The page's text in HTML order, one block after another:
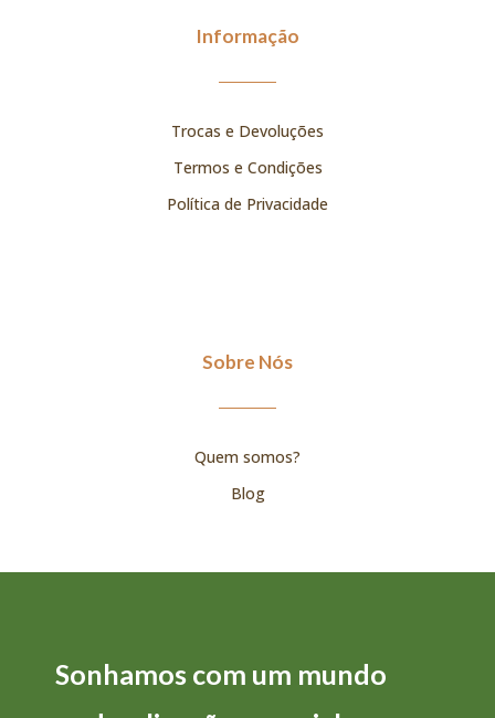
Informação
Trocas e Devoluções
Termos e Condições
Política de Privacidade
Sobre Nós
Quem somos?
Blog
Sonhamos com um mundo